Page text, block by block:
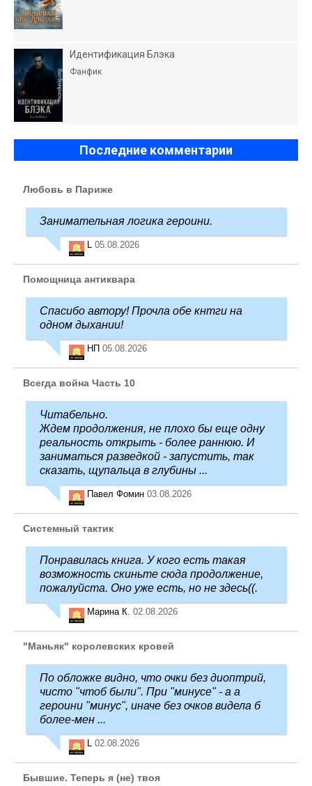
Идентификация Блэка
Фанфик
Последние комментарии
Любовь в Париже
Занимательная логика героини.
L 05.08.2026
Помощница антиквара
Спасибо автору! Прочла обе кнтги на
одном дыхании!
НП 05.08.2026
Всегда война Часть 10
Читабельно.
Ждем продолжения, не плохо бы еще одну
реальность открыть - более раннюю. И
заниматься разведкой - запустить, так
сказать, щупальца в глубины ...
Павел Фомин 03.08.2026
Системный тактик
Понравилась книга. У кого есть такая
возможность скиньте сюда продолжение,
пожалуйста. Оно уже есть, но не здесь((.
Марина К. 02.08.2026
"Маньяк" королевских кровей
По обложке видно, что очки без диоптрий,
чисто "чтоб были". При "минусе" - а а
героини "минус", иначе без очков видела б
более-мен ...
L 02.08.2026
Бывшие. Теперь я (не) твоя